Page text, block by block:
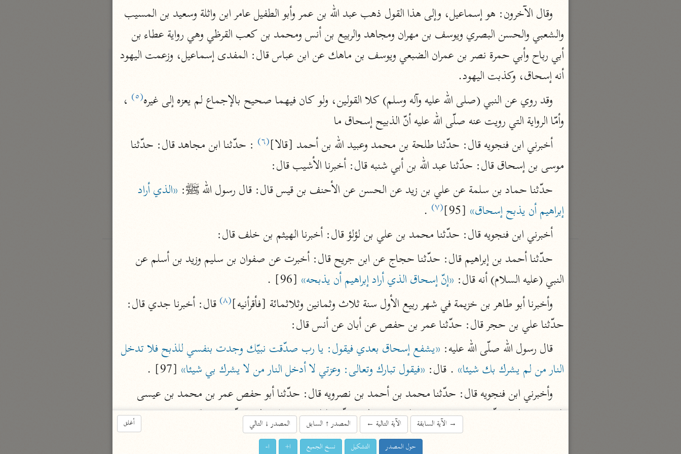
السمرقندي (٣٧٣ هـ)
الكشف والبيان
الثعلبي (٤٢٧ هـ)
نحو ٨ مجلدات
الزمخشري (٥٣٨ هـ)
نحو ٨ مجلدات
الدر المنثور
جلال الدين السيوطي (٩١١ هـ)
نحو ١٣ مجلدًا
تفسير القرآن العظيم مسندًا
تفسير مقاتل بن سليمان
نحو ٥ مجلدات
قتادة بن دعامة السّدوسيّ (١١٧ هـ)
اشترك لتصلك أخبار مشاريعنا
راسلنا • تليجرام
تويتر
تعليمات
عن الباحث القرآني
أندرويد
أيفون
تطوير
رعاية
أبي رباح وأبي حمرة نصر بن عمران الضبعي ويوسف بن ماهك عن ابن عباس قال: المفدى إسماعيل، وزعمت اليهود
أنه إسحاق، وكذبت اليهود.
وقد روي عن النبي (صلى الله عليه وآله وسلم) كلا القولين، ولو كان فيهما صحيح بالإجماع لم يعزه إلى غيره(٥)
وأمّا الرواية التي رويت عنه صلّى الله عليه أنّ الذبيح إسحاق ما
أخبرني ابن فنجويه قال: حدّثنا طلحة بن محمد وعبيد الله بن أحمد [قالا](٦)
موسى بن إسحاق قال: حدّثنا عبد الله بن أبي شنبه قال: أخبرنا الأشيب قال:
حدّثنا حماد بن سلمة عن علي بن زيد عن الحسن عن الأحنف بن قيس قال: قال رسول الله ﷺ‎:
«الذي أراد
إبراهيم أن يذبح إسحاق» [95] (٧)
.
أخبرني ابن فنجويه قال: حدّثنا محمد بن علي بن لؤلؤ قال: أخبرنا الهيثم بن خلف قال:
النبي (عليه السلام) أنه قال: «إنّ إسحاق الذي أراد إبراهيم أن يذبحه» [96] .
وأخبرنا أبو طاهر بن خزيمة في شهر ربيع الأول سنة ثلاث وثمانين وثلاثمائة [فأقرأنيه](٨)
حدّثنا علي بن حجر قال: حدّثنا عمر بن حفص عن أبان عن أنس قال:
قال رسول الله صلّى الله عليه:
«يشفع إسحاق بعدي فيقول: يا رب صدّقت نبيّك وجدت بنفسي للذبح فلا تدخل
النار من لم يشرك بك شيئا» . قال: «فيقول تبارك وتعالى: وعزتي لا أدخل النار من لا يشرك بي شيئا» [97] .
الجوهري قال: حدّثنا عيسى بن مساور الجوهري قال: حدّثنا الوليد بن مسلم قال: حدّثنا عبد الرّحمن بن زيد بن
أسلم عن أبيه، عن عطاء بن يسار، عن أبي هريرة قال: قال رسول الله ﷺ‎:
«إنّ الله عزّ وجل خيّرني بين أن يغفر لنصف
أغلق →الآية السابقة الآية التالية ← المصدر↑السابق المصدر↓التالي
حول المصدر التشكيل نسخ الجميع ا+ ا-